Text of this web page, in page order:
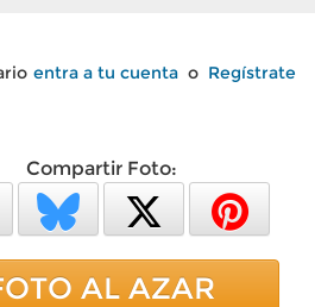
entra a tu cuenta o Regístrate
Compartir Foto:
AL AZAR